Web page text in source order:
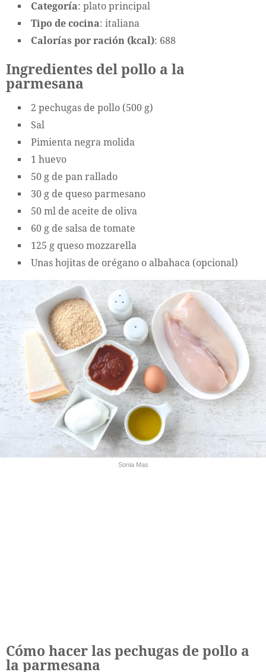
Categoría: plato principal
Tipo de cocina: italiana
Calorías por ración (kcal): 688
Ingredientes del pollo a la
parmesana
2 pechugas de pollo (500 g)
Sal
Pimienta negra molida
1 huevo
50 g de pan rallado
30 g de queso parmesano
50 ml de aceite de oliva
60 g de salsa de tomate
125 g queso mozzarella
Unas hojitas de orégano o albahaca (opcional)
Sonia Mas
Cómo hacer las pechugas de pollo a
la parmesana